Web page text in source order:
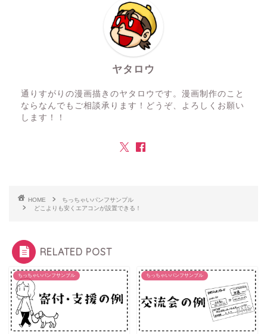
ヤタロウ
通りすがりの漫画描きのヤタロウです。漫画制作のこと
ならなんでもご相談承ります！どうぞ、よろしくお願い
します！！
HOME
ちっちゃいパンフサンプル
どこよりも安くエアコンが設置できる！
RELATED POST
ちっちゃいパンフサンプル ちっちゃいパンフサンプル